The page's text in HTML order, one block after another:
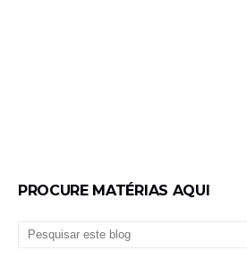
PROCURE MATÉRIAS AQUI